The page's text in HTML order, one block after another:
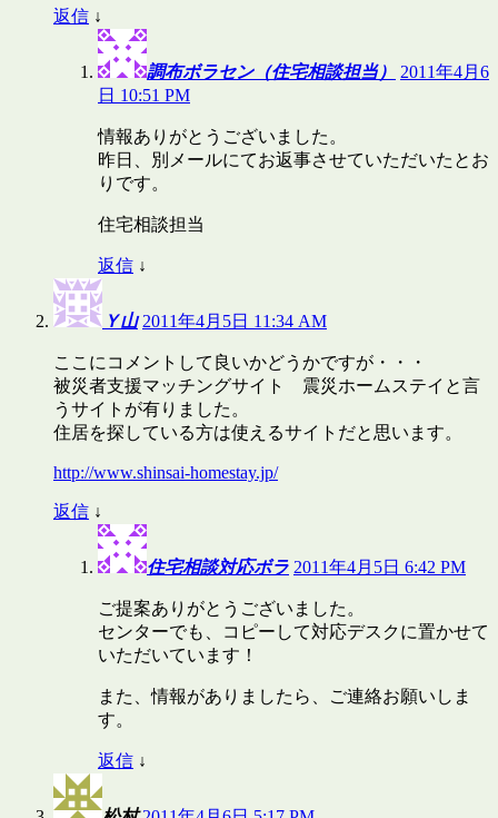
返信 ↓
調布ボラセン（住宅相談担当）
2011年4月6
日 10:51 PM
情報ありがとうございました。
昨日、別メールにてお返事させていただいたとお
りです。
住宅相談担当
返信 ↓
Ｙ山 2011年4月5日 11:34 AM
ここにコメントして良いかどうかですが・・・
被災者支援マッチングサイト 震災ホームステイと言
うサイトが有りました。
住居を探している方は使えるサイトだと思います。
http://www.shinsai-homestay.jp/
返信 ↓
住宅相談対応ボラ 2011年4月5日 6:42 PM
ご提案ありがとうございました。
センターでも、コピーして対応デスクに置かせて
いただいています！
また、情報がありましたら、ご連絡お願いしま
す。
返信 ↓